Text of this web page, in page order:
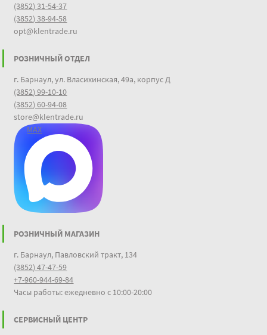
(3852) 31-54-37
(3852) 38-94-58
opt@klentrade.ru
РОЗНИЧНЫЙ ОТДЕЛ
г. Барнаул, ул. Власихинская, 49а, корпус Д
(3852) 99-10-10
(3852) 60-94-08
store@klentrade.ru
MAX
РОЗНИЧНЫЙ МАГАЗИН
г. Барнаул, Павловский тракт, 134
(3852) 47-47-59
+7-960-944-69-84
Часы работы: ежедневно с 10:00-20:00
СЕРВИСНЫЙ ЦЕНТР